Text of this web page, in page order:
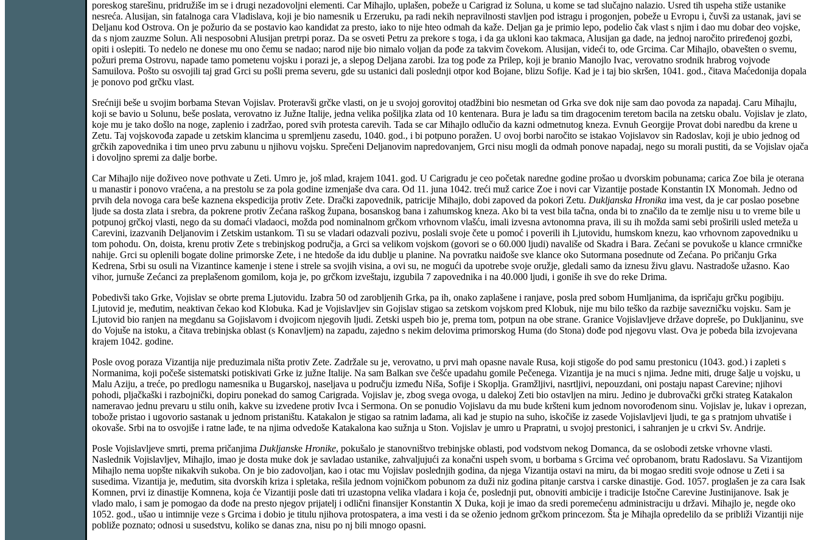
poreskog starešinu, pridružiše im se i drugi nezadovoljni elementi. Car Mihajlo, uplašen, pobeže u Carigrad iz Soluna, u kome se tad slučajno nalazio. Usred tih uspeha stiže ustanike
nesreća. Alusijan, sin fatalnoga cara Vladislava, koji je bio namesnik u Erzeruku, pa radi nekih nepravilnosti stavljen pod istragu i progonjen, pobeže u Evropu i, čuvši za ustanak, javi se
Deljanu kod Ostrova. On je požurio da se postavio kao kandidat za presto, iako to nije hteo odmah da kaže. Deljan ga je primio lepo, podelio čak vlast s njim i dao mu dobar deo vojske,
da s njom zauzme Solun. Ali nesposobni Alusijan pretrpi poraz. Da se osveti Petru za prekore s toga, i da ga ukloni kao takmaca, Alusijan ga dade, na jednoj naročito priređenoj gozbi,
opiti i oslepiti. To nedelo ne donese mu ono čemu se nadao; narod nije bio nimalo voljan da pođe za takvim čovekom. Alusijan, videći to, ode Grcima. Car Mihajlo, obavešten o svemu,
požuri prema Ostrovu, napade tamo pometenu vojsku i porazi je, a slepog Deljana zarobi. Iza tog pođe za Prilep, koji je branio Manojlo Ivac, verovatno srodnik hrabrog vojvode
Samuilova. Pošto su osvojili taj grad Grci su pošli prema severu, gde su ustanici dali poslednji otpor kod Bojane, blizu Sofije. Kad je i taj bio skršen, 1041. god., čitava Maćedonija dopala
je ponovo pod grčku vlast.
Srećniji beše u svojim borbama Stevan Vojislav. Proteravši grčke vlasti, on je u svojoj gorovitoj otadžbini bio nesmetan od Grka sve dok nije sam dao povoda za napadaj. Caru Mihajlu,
koji se bavio u Solunu, beše poslata, verovatno iz Južne Italije, jedna velika pošiljka zlata od 10 kentenara. Bura je lađu sa tim dragocenim teretom bacila na zetsku obalu. Vojislav je zlato,
koje mu je tako došlo na noge, zaplenio i zadržao, pored svih protesta carevih. Tada se car Mihajlo odlučio da kazni odmetnutog kneza. Evnuh Georgije Provat dobi naredbu da krene u
Zetu. Taj vojskovođa zapade u zetskim klancima u spremljenu zasedu, 1040. god., i bi potpuno poražen. U ovoj borbi naročito se istakao Vojislavov sin Radoslav, koji je ubio jednog od
grčkih zapovednika i tim uneo prvu zabunu u njihovu vojsku. Sprečeni Deljanovim napredovanjem, Grci nisu mogli da odmah ponove napadaj, nego su morali pustiti, da se Vojislav ojača
i dovoljno spremi za dalje borbe.
Car Mihajlo nije doživeo nove pothvate u Zeti. Umro je, još mlad, krajem 1041. god. U Carigradu je ceo početak naredne godine prošao u dvorskim pobunama; carica Zoe bila je oterana
u manastir i ponovo vraćena, a na prestolu se za pola godine izmenjaše dva cara. Od 11. juna 1042. treći muž carice Zoe i novi car Vizantije postade Konstantin IX Monomah. Jedno od
prvih dela novoga cara beše kaznena ekspedicija protiv Zete. Drački zapovednik, patricije Mihajlo, dobi zapoved da pokori Zetu. Dukljanska Hronika ima vest, da je car poslao posebne
ljude sa dosta zlata i srebra, da pokrene protiv Zećana raškog župana, bosanskog bana i zahumskog kneza. Ako bi ta vest bila tačna, onda bi to značilo da te zemlje nisu u to vreme bile u
potpunoj grčkoj vlasti, nego da su domaći vladaoci, možda pod nominalnom grčkom vrhovnom vlašću, imali izvesna avtonomna prava, ili su ih možda sami sebi proširili usled meteža u
Carevini, izazvanih Deljanovim i Zetskim ustankom. Ti su se vladari odazvali pozivu, poslali svoje čete u pomoć i poverili ih Ljutovidu, humskom knezu, kao vrhovnom zapovedniku u
tom pohodu. On, doista, krenu protiv Zete s trebinjskog područja, a Grci sa velikom vojskom (govori se o 60.000 ljudi) navališe od Skadra i Bara. Zećani se povukoše u klance crmničke
nahije. Grci su oplenili bogate doline primorske Zete, i ne htedoše da idu dublje u planine. Na povratku naiđoše sve klance oko Sutormana posednute od Zećana. Po pričanju Grka
Kedrena, Srbi su osuli na Vizantince kamenje i stene i strele sa svojih visina, a ovi su, ne mogući da upotrebe svoje oružje, gledali samo da iznesu živu glavu. Nastradoše užasno. Kao
vihor, jurnuše Zećanci za preplašenom gomilom, koja je, po grčkom izveštaju, izgubila 7 zapovednika i na 40.000 ljudi, i goniše ih sve do reke Drima.
Pobedivši tako Grke, Vojislav se obrte prema Ljutovidu. Izabra 50 od zarobljenih Grka, pa ih, onako zaplašene i ranjave, posla pred sobom Humljanima, da ispričaju grčku pogibiju.
Ljutovid je, međutim, neaktivan čekao kod Klobuka. Kad je Vojislavljev sin Gojislav stigao sa zetskom vojskom pred Klobuk, nije mu bilo teško da razbije savezničku vojsku. Sam je
Ljutovid bio ranjen na megdanu sa Gojislavom i dvojicom njegovih ljudi. Zetski uspeh bio je, prema tom, potpun na obe strane. Granice Vojislavljeve države dopreše, po Dukljaninu, sve
do Vojuše na istoku, a čitava trebinjska oblast (s Konavljem) na zapadu, zajedno s nekim delovima primorskog Huma (do Stona) dođe pod njegovu vlast. Ova je pobeda bila izvojevana
krajem 1042. godine.
Posle ovog poraza Vizantija nije preduzimala ništa protiv Zete. Zadržale su je, verovatno, u prvi mah opasne navale Rusa, koji stigoše do pod samu prestonicu (1043. god.) i zapleti s
Normanima, koji počeše sistematski potiskivati Grke iz južne Italije. Na sam Balkan sve češće upadahu gomile Pečenega. Vizantija je na muci s njima. Jedne miti, druge šalje u vojsku, u
Malu Aziju, a treće, po predlogu namesnika u Bugarskoj, naseljava u području između Niša, Sofije i Skoplja. Gramžljivi, nasrtljivi, nepouzdani, oni postaju napast Carevine; njihovi
pohodi, pljačkaški i razbojnički, dopiru ponekad do samog Carigrada. Vojislav je, zbog svega ovoga, u dalekoj Zeti bio ostavljen na miru. Jedino je dubrovački grčki strateg Katakalon
nameravao jednu prevaru u stilu onih, kakve su izvedene protiv Ivca i Sermona. On se ponudio Vojislavu da mu bude kršteni kum jednom novorođenom sinu. Vojislav je, lukav i oprezan,
tobože pristao i ugovorio sastanak u jednom pristaništu. Katakalon je stigao sa ratnim lađama, ali kad je stupio na suho, iskočiše iz zasede Vojislavljevi ljudi, te ga s pratnjom uhvatiše i
okovaše. Srbi na to osvojiše i ratne lađe, te na njima odvedoše Katakalona kao sužnja u Ston. Vojislav je umro u Prapratni, u svojoj prestonici, i sahranjen je u crkvi Sv. Andrije.
Posle Vojislavljeve smrti, prema pričanjima Dukljanske Hronike, pokušalo je stanovništvo trebinjske oblasti, pod vodstvom nekog Domanca, da se oslobodi zetske vrhovne vlasti.
Naslednik Vojislavljev, Mihajlo, imao je dosta muke dok je savladao ustanike, zahvaljujući za konačni uspeh svom, u borbama s Grcima već oprobanom, bratu Radoslavu. Sa Vizantijom
Mihajlo nema uopšte nikakvih sukoba. On je bio zadovoljan, kao i otac mu Vojislav poslednjih godina, da njega Vizantija ostavi na miru, da bi mogao srediti svoje odnose u Zeti i sa
susedima. Vizantija je, međutim, sita dvorskih kriza i spletaka, rešila jednom vojničkom pobunom za duži niz godina pitanje carstva i carske dinastije. God. 1057. proglašen je za cara Isak
Komnen, prvi iz dinastije Komnena, koja će Vizantiji posle dati tri uzastopna velika vladara i koja će, poslednji put, obnoviti ambicije i tradicije Istočne Carevine Justinijanove. Isak je
vlado malo, i sam je pomogao da dođe na presto njegov prijatelj i odlični finansijer Konstantin X Duka, koji je imao da sredi poremećenu administraciju u državi. Mihajlo je, negde oko
1052. god., ušao u intimnije veze s Grcima i dobio je titulu njihova protospatera, a ima vesti i da se oženio jednom grčkom princezom. Šta je Mihajla opredelilo da se približi Vizantiji nije
pobliže poznato; odnosi u susedstvu, koliko se danas zna, nisu po nj bili mnogo opasni.